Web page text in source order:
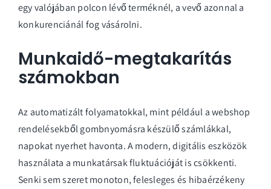
egy valójában polcon lévő terméknél, a vevő azonnal a
konkurenciánál fog vásárolni.
Munkaidő-megtakarítás
számokban
Az automatizált folyamatokkal, mint például a webshop
rendelésekből gombnyomásra készülő számlákkal,
napokat nyerhet havonta. A modern, digitális eszközök
használata a munkatársak fluktuációját is csökkenti.
Senki sem szeret monoton, felesleges és hibaérzékeny